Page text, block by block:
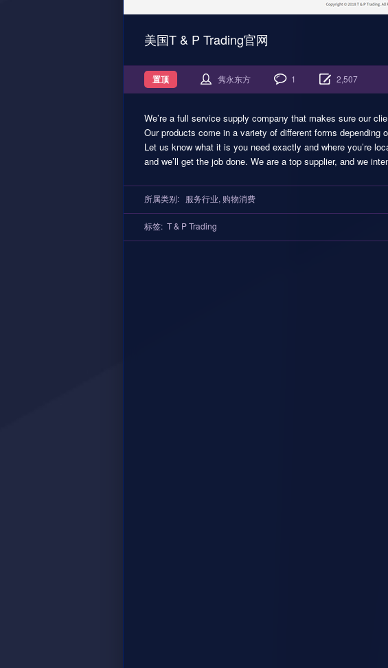
美国T & P Trading官网
置顶 隽永东方 1 2,507
We’re a full service supply company that makes sure our
Our products come in a variety of different forms depending
Let us know what it is you need exactly and where you’re
and we’ll get the job done. We are a top supplier, and we
所属类别: 服务行业, 购物消费
标签: T & P Trading